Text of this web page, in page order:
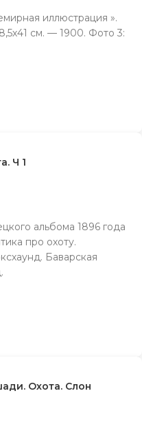
иллюстрация ».
см. — 1900. Фото 3:
Ч 1
альбома 1896 года
про охоту.
Баварская
Охота. Слон